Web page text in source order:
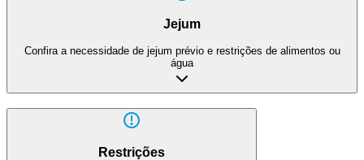
Jejum
Confira a necessidade de jejum prévio e restrições de alimentos ou
água
Restrições